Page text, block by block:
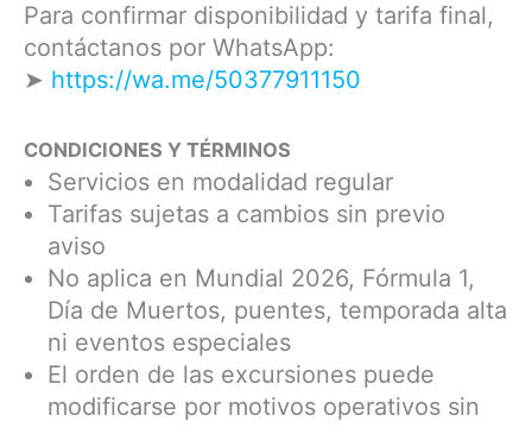
Para confirmar disponibilidad y tarifa final,
contáctanos por WhatsApp:
➤ https://wa.me/50377911150
CONDICIONES Y TÉRMINOS
Servicios en modalidad regular
Tarifas sujetas a cambios sin previo
aviso
No aplica en Mundial 2026, Fórmula 1,
Día de Muertos, puentes, temporada alta
ni eventos especiales
El orden de las excursiones puede
modificarse por motivos operativos sin